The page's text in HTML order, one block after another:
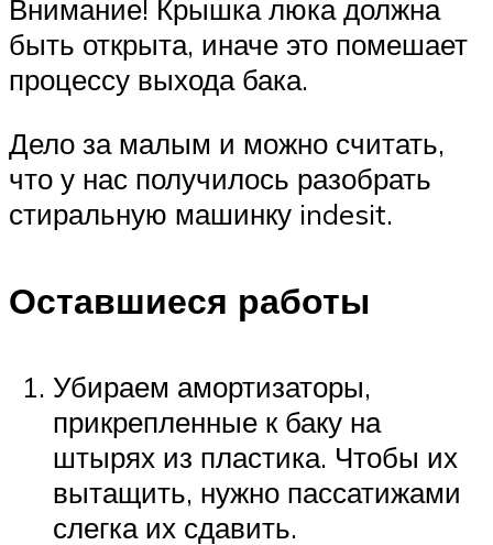
Внимание! Крышка люка должна
быть открыта, иначе это помешает
процессу выхода бака.
Дело за малым и можно считать,
что у нас получилось разобрать
стиральную машинку indesit.
Оставшиеся работы
Убираем амортизаторы,
прикрепленные к баку на
штырях из пластика. Чтобы их
вытащить, нужно пассатижами
слегка их сдавить.